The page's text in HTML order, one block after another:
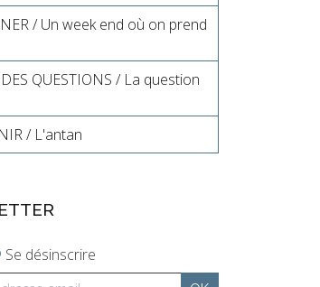
/ Un week end où on prend
DES QUESTIONS / La question
/ L'antan
Se désinscrire